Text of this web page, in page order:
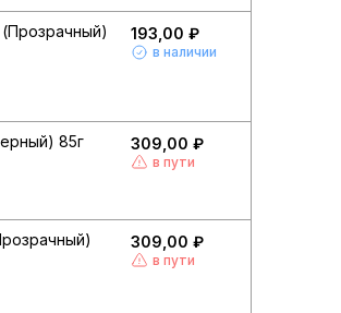
193,00 ₽
в наличии
85г 309,00 ₽
в пути
309,00 ₽
в пути